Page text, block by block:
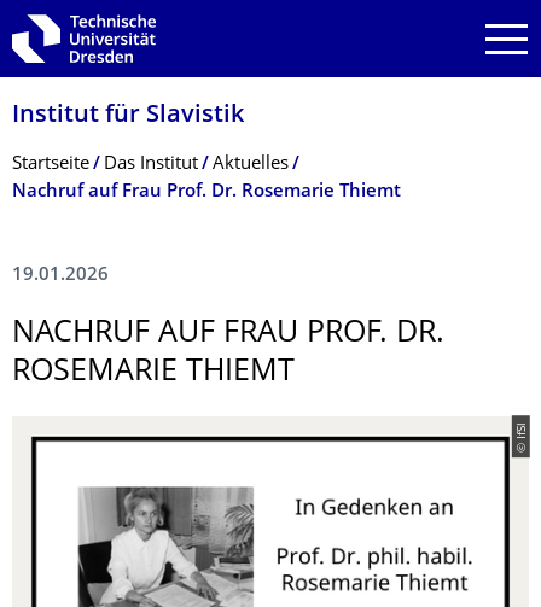
Zur Hauptnavigation springen
Zur Suche springen
Zum Inhalt springen
Institut für Slavistik
Breadcrumb-Menü
Startseite Das Institut
Aktuelles
Nachruf auf Frau Prof. Dr. Rosemarie Thiemt
19.01.2026
NACHRUF AUF FRAU PROF. DR.
ROSEMARIE THIEMT
© IfSl